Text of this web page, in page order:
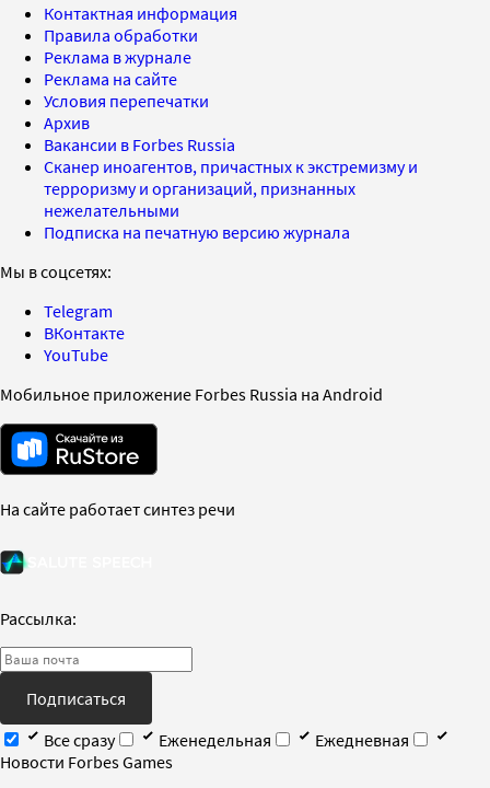
Контактная информация
Правила обработки
Реклама в журнале
Реклама на сайте
Условия перепечатки
Архив
Вакансии в Forbes Russia
Сканер иноагентов, причастных к экстремизму и
терроризму и организаций, признанных
нежелательными
Подписка на печатную версию журнала
Мы в соцсетях:
Telegram
ВКонтакте
YouTube
Мобильное приложение Forbes Russia на Android
На сайте работает синтез речи
Рассылка:
Подписаться
Все сразу
Еженедельная
Ежедневная
Новости Forbes Games